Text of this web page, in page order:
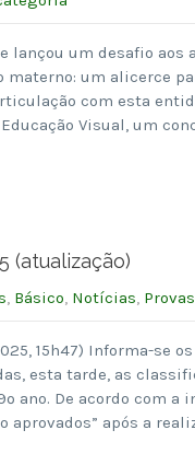
lançou um desafio aos
um alicerce
com esta
Visual, um
(atualização)
, Básico, Notícias,
15h47) Informa-se
esta tarde, as
ano. De acordo com a
aprovados” após a